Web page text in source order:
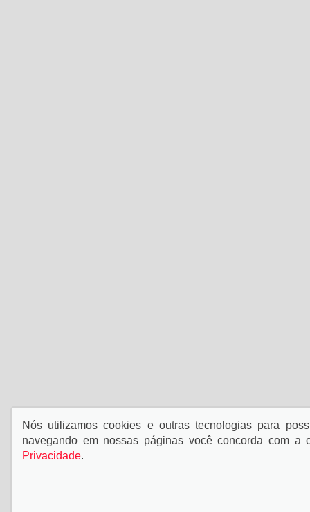
Nós utilizamos cookies e outras tecnologias para
navegando em nossas páginas você concorda com
Privacidade.